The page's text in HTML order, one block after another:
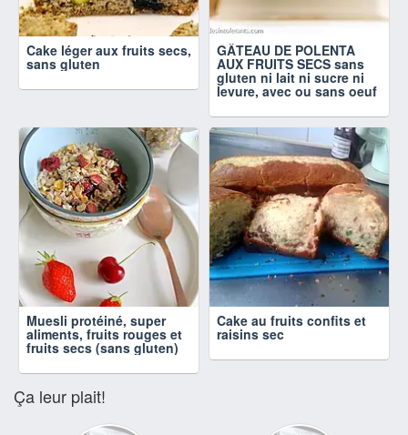
Cake léger aux fruits secs,
sans gluten
GÂTEAU DE POLENTA
AUX FRUITS SECS sans
gluten ni lait ni sucre ni
levure, avec ou sans oeuf
Muesli protéiné, super
aliments, fruits rouges et
fruits secs (sans gluten)
Cake au fruits confits et
raisins sec
Ça leur plait!